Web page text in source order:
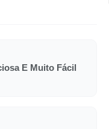
E Muito Fácil